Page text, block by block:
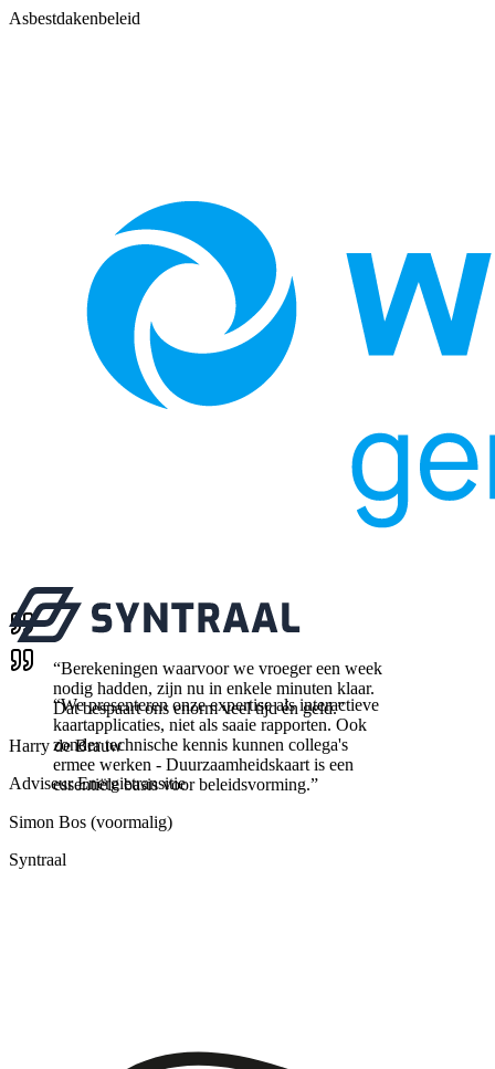
Asbestdakenbeleid
“Berekeningen waarvoor we vroeger een week
nodig hadden, zijn nu in enkele minuten klaar.
Dat bespaart ons enorm veel tijd én geld.”
Harry de Brauw
Adviseur Energietransitie
“We presenteren onze expertise als interactieve
kaartapplicaties, niet als saaie rapporten. Ook
zonder technische kennis kunnen collega's
ermee werken - Duurzaamheidskaart is een
essentiële basis voor beleidsvorming.”
Simon Bos (voormalig)
Syntraal